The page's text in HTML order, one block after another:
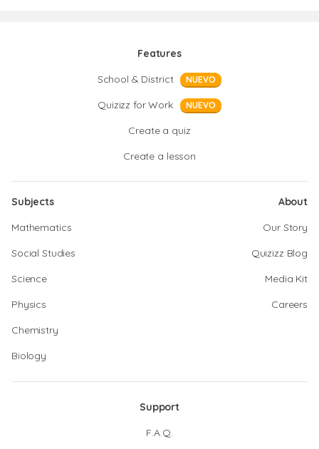
Features
School & District
NUEVO
Quizizz for Work NUEVO
Create a quiz
Create a lesson
Subjects
Mathematics
Social Studies
Science
Physics
Chemistry
Biology
About
Our Story
Quizizz Blog
Media Kit
Careers
Support
F.A.Q.